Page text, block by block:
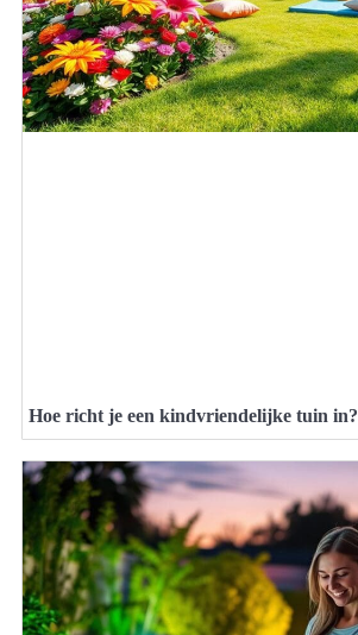
Hoe richt je een kindvriendelijke tuin in?